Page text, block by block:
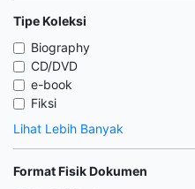
Tipe Koleksi
Biography
CD/DVD
e-book
Fiksi
Lihat Lebih Banyak
Format Fisik Dokumen